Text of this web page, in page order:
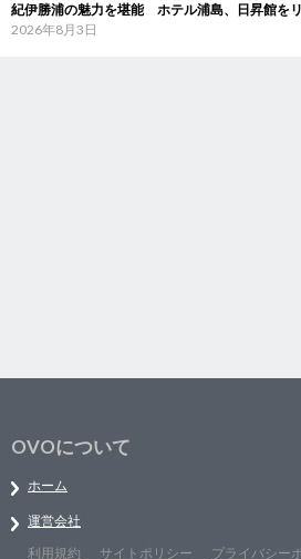
紀伊勝浦の魅力を堪能 ホテル浦島、日昇館を
2026年8月3日
OVOについて
ホーム
運営会社
利用規約
サイトポリシー プライバシー